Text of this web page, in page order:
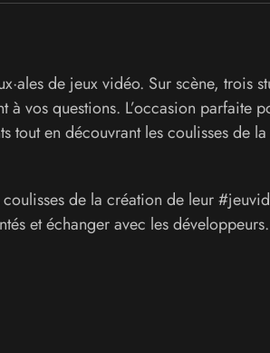
de jeux vidéo. Sur scène, trois
vos questions. L’occasion parfaite
tout en découvrant les coulisses de la
de la création de leur
et échanger avec les développeurs.